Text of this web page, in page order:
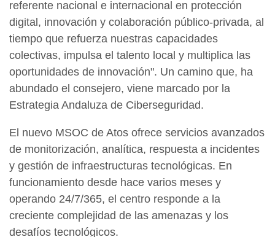
referente nacional e internacional en protección
digital, innovación y colaboración público-privada, al
tiempo que refuerza nuestras capacidades
colectivas, impulsa el talento local y multiplica las
oportunidades de innovación". Un camino que, ha
abundado el consejero, viene marcado por la
Estrategia Andaluza de Ciberseguridad.
El nuevo MSOC de Atos ofrece servicios avanzados
de monitorización, analítica, respuesta a incidentes
y gestión de infraestructuras tecnológicas. En
funcionamiento desde hace varios meses y
operando 24/7/365, el centro responde a la
creciente complejidad de las amenazas y los
desafíos tecnológicos.